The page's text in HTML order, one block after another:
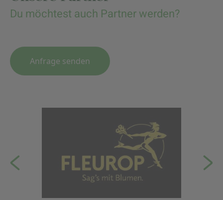
Du möchtest auch Partner werden?
Anfrage senden